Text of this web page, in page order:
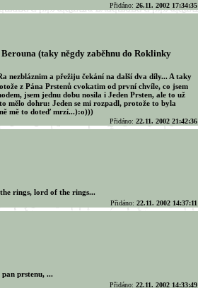
Přidáno: 26.11. 2002 17:34:35
(taky něgdy zaběhnu do Roklinky
nezbláznim a přežiju čekání na další dva díly... A taky
z Pána Prstenů cvokatim od první chvíle, co jsem
jsem jednu dobu nosila i Jeden Prsten, ale to už
mělo dohru: Jeden se mi rozpadl, protože to byla
mě to doteď mrzí...):o)))
Přidáno: 22.11. 2002 21:42:36
rings, lord of the rings...
Přidáno: 22.11. 2002 14:37:11
prstenu, ...
Přidáno: 22.11. 2002 14:33:49